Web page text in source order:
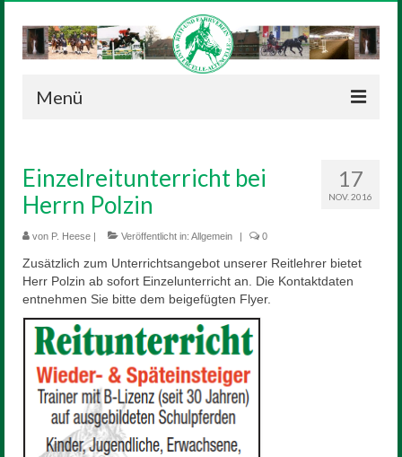
Menü
Verein
Vorstand
Geschichte
Satzung
Reitanlage
Sponsoren
Mitglied werden
Sponsor werden
17
NOV. 2016
Einzelreitunterricht bei
Herrn Polzin
von P. Heese | Veröffentlicht in: Allgemein | 0
Zusätzlich zum Unterrichtsangebot unserer Reitlehrer bietet
Herr Polzin ab sofort Einzelunterricht an. Die Kontaktdaten
entnehmen Sie bitte dem beigefügten Flyer.